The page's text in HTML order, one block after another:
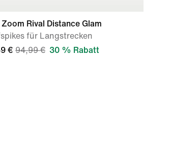
Zoom Rival Distance Glam
für Langstrecken
€ 94,99 € 30 % Rabatt